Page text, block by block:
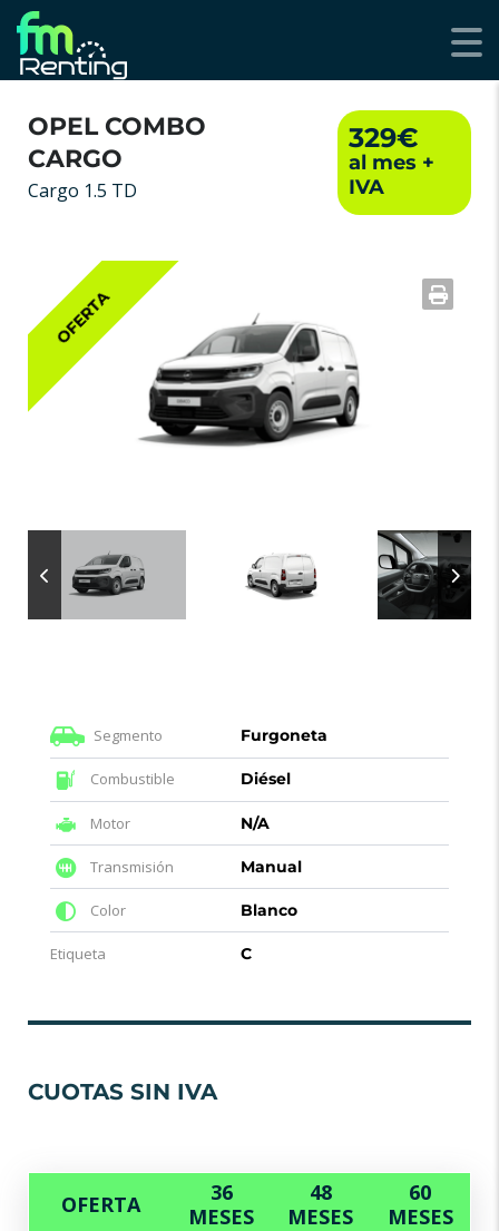
OPEL COMBO
CARGO
Cargo 1.5 TD
329€
OFERTA
Segmento Furgoneta
Combustible Diésel
Motor N/A
Transmisión Manual
Color Blanco
Etiqueta C
CUOTAS SIN IVA
OFERTA
36
MESES
48
MESES
60
MESES